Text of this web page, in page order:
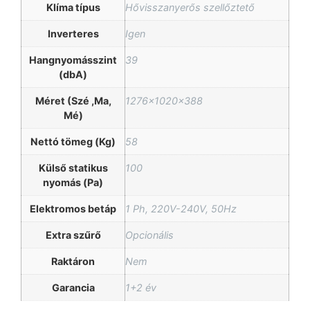
Klíma típus Hővisszanyerős szellőztető
Inverteres Igen
Hangnyomásszint
(dbA)
39
Méret (Szé ,Ma,
Mé)
1276x1020x388
Nettó tömeg (Kg) 58
Külső statikus
nyomás (Pa)
100
Elektromos betáp 1 Ph, 220V-240V, 50Hz
Extra szűrő Opcionális
Raktáron Nem
Garancia 1+2 év